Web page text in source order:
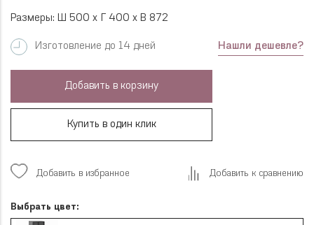
Размеры: Ш 500 x Г 400 x В 872
Изготовление до 14 дней Нашли дешевле?
Добавить в корзину
Купить в один клик
Добавить в избранное Добавить к сравнению
Выбрать цвет: